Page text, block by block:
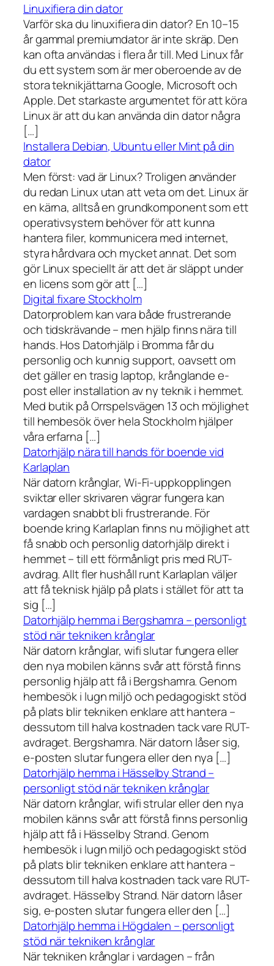
Linuxifiera din dator
Varför ska du linuxifiera din dator? En 10–15
år gammal premiumdator är inte skräp. Den
kan ofta användas i flera år till. Med Linux får
du ett system som är mer oberoende av de
stora teknikjättarna Google, Microsoft och
Apple. Det starkaste argumentet för att köra
Linux är att du kan använda din dator några
[…]
Installera Debian, Ubuntu eller Mint på din
dator
Men först: vad är Linux? Troligen använder
du redan Linux utan att veta om det. Linux är
en kärna, alltså en grundkomponent som ett
operativsystem behöver för att kunna
hantera filer, kommunicera med internet,
styra hårdvara och mycket annat. Det som
gör Linux speciellt är att det är släppt under
en licens som gör att […]
Digital fixare Stockholm
Datorproblem kan vara både frustrerande
och tidskrävande – men hjälp finns nära till
hands. Hos Datorhjälp i Bromma får du
personlig och kunnig support, oavsett om
det gäller en trasig laptop, krånglande e-
post eller installation av ny teknik i hemmet.
Med butik på Orrspelsvägen 13 och möjlighet
till hembesök över hela Stockholm hjälper
våra erfarna […]
Datorhjälp nära till hands för boende vid
Karlaplan
När datorn krånglar, Wi-Fi-uppkopplingen
sviktar eller skrivaren vägrar fungera kan
vardagen snabbt bli frustrerande. För
boende kring Karlaplan finns nu möjlighet att
få snabb och personlig datorhjälp direkt i
hemmet – till ett förmånligt pris med RUT-
avdrag. Allt fler hushåll runt Karlaplan väljer
att få teknisk hjälp på plats i stället för att ta
sig […]
Datorhjälp hemma i Bergshamra – personligt
stöd när tekniken krånglar
När datorn krånglar, wifi slutar fungera eller
den nya mobilen känns svår att förstå finns
personlig hjälp att få i Bergshamra. Genom
hembesök i lugn miljö och pedagogiskt stöd
på plats blir tekniken enklare att hantera –
dessutom till halva kostnaden tack vare RUT-
avdraget. Bergshamra. När datorn låser sig,
e-posten slutar fungera eller den nya […]
Datorhjälp hemma i Hässelby Strand –
personligt stöd när tekniken krånglar
När datorn krånglar, wifi strular eller den nya
mobilen känns svår att förstå finns personlig
hjälp att få i Hässelby Strand. Genom
hembesök i lugn miljö och pedagogiskt stöd
på plats blir tekniken enklare att hantera –
dessutom till halva kostnaden tack vare RUT-
avdraget. Hässelby Strand. När datorn låser
sig, e-posten slutar fungera eller den […]
Datorhjälp hemma i Högdalen – personligt
stöd när tekniken krånglar
När tekniken krånglar i vardagen – från